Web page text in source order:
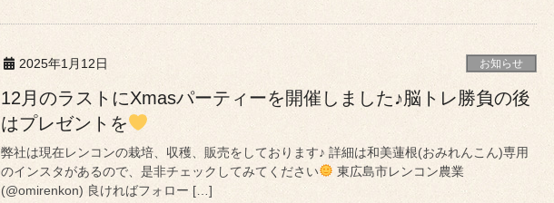
2025年1月12日 お知らせ
12月のラストにXmasパーティーを開催しました♪脳トレ勝負の後
はプレゼントを
弊社は現在レンコンの栽培、収穫、販売をしております♪ 詳細は和美蓮根(おみれんこん)専用
のインスタがあるので、是非チェックしてみてください
東広島市レンコン農業
(@omirenkon) 良ければフォロー […]